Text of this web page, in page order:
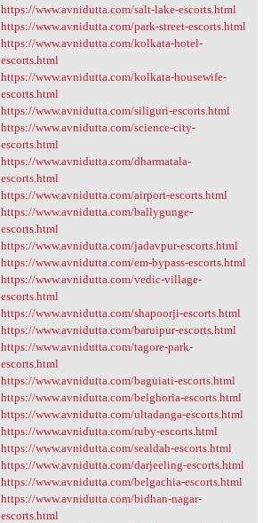
https://www.avnidutta.com/salt-lake-escorts.html
https://www.avnidutta.com/park-street-escorts.html
https://www.avnidutta.com/kolkata-hotel-
escorts.html
https://www.avnidutta.com/kolkata-housewife-
escorts.html
https://www.avnidutta.com/siliguri-escorts.html
https://www.avnidutta.com/science-city-
escorts.html
https://www.avnidutta.com/dharmatala-
escorts.html
https://www.avnidutta.com/airport-escorts.html
https://www.avnidutta.com/ballygunge-
escorts.html
https://www.avnidutta.com/jadavpur-escorts.html
https://www.avnidutta.com/em-bypass-escorts.html
https://www.avnidutta.com/vedic-village-
escorts.html
https://www.avnidutta.com/shapoorji-escorts.html
https://www.avnidutta.com/baruipur-escorts.html
https://www.avnidutta.com/tagore-park-
escorts.html
https://www.avnidutta.com/baguiati-escorts.html
https://www.avnidutta.com/belghoria-escorts.html
https://www.avnidutta.com/ultadanga-escorts.html
https://www.avnidutta.com/ruby-escorts.html
https://www.avnidutta.com/sealdah-escorts.html
https://www.avnidutta.com/darjeeling-escorts.html
https://www.avnidutta.com/belgachia-escorts.html
https://www.avnidutta.com/bidhan-nagar-
escorts.html